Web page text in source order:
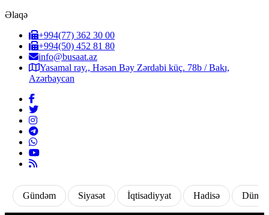
Əlaqə
+994(77) 362 30 00
+994(50) 452 81 80
info@busaat.az
Yasamal ray., Həsən Bəy Zərdabi küç. 78b / Bakı,
Azərbaycan
Gündəm Siyasət İqtisadiyyat Hadisə Dünya